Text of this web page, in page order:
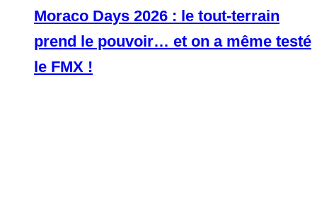
Moraco Days 2026 : le tout-terrain
prend le pouvoir… et on a même testé
le FMX !